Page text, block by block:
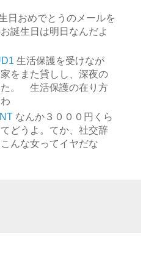
日おめでとうのメールを
誕生日は明日なんだよ
生活保護を受けなが
をまた貸しし、深夜の
た。 生活保護の在り方
なんか３０００円くら
どうよ。てか、社交辞
んな女ってイヤだな